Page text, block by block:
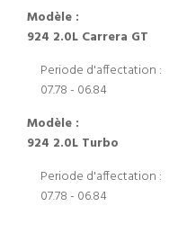
Modèle :
924 2.0L Carrera GT
Periode d'affectation :
07.78 - 06.84
Modèle :
924 2.0L Turbo
Periode d'affectation :
07.78 - 06.84